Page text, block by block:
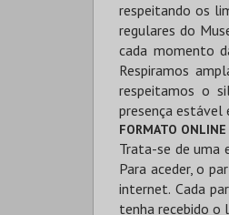
respeitando os
regulares do
cada momento
Respiramos
respeitamos o
presença
FORMATO ONLINE
Trata-se de uma
Para aceder, o
internet. Cada
tenha recebido o